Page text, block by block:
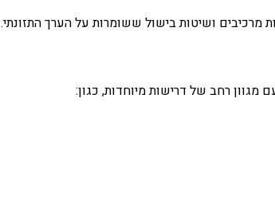
ושיטות בישול ששומרות על הערך התזונתי.
מגוון רחב של דרישות מיוחדות, כגון: